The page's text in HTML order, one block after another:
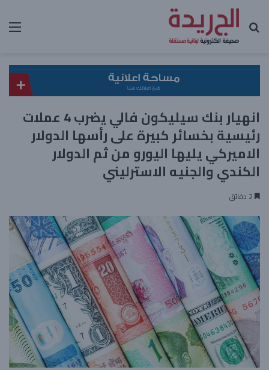
بحث عن
انهيار بنك سيليكون فالي يضرب 4 عملات
رئيسية بخسائر كبيرة على رأسها الدولار
الاميركي يليها اليورو من ثم الدولار
الكندي والجنيه الاسترليني